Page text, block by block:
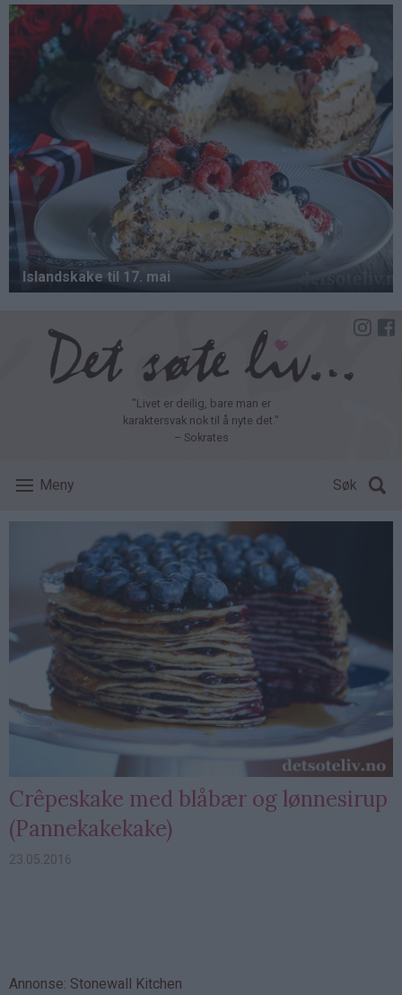
Hopp
hovedinnhold
"Livet er deilig, bare man er
karaktersvak nok til å nyte det."
– Sokrates
Meny Søk
Crêpeskake med blåbær og lønnesirup
(Pannekakekake)
23.05.2016
Annonse: Stonewall Kitchen